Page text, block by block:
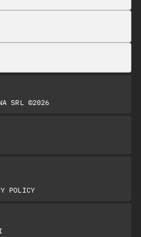
SRL ©2026
POLICY